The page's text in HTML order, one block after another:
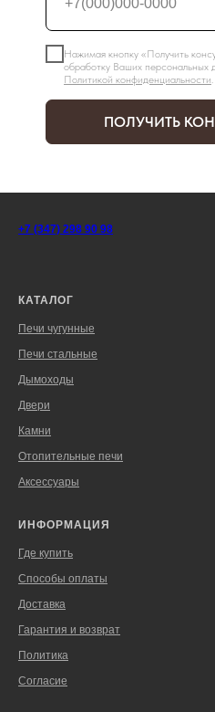
Нажимая кнопку «Получить
обработку Ваших персональных
Политикой конфиденциальности
ПОЛУЧИТЬ
+7 (347) 298 90 98
КАТАЛОГ
Печи чугунные
Печи стальные
Дымоходы
Двери
Камни
Отопительные печи
Аксессуары
ИНФОРМАЦИЯ
Где купить
Способы оплаты
Доставка
Гарантия и возврат
Политика
Согласие